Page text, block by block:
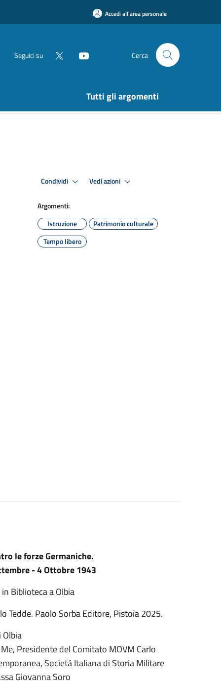
Accedi all'area personale
Seguici su Cerca
Tutti gli argomenti
Condividi Vedi azioni
Argomenti:
Istruzione
Patrimonio culturale
Tempo libero
le forze Germaniche.
- 4 Ottobre 1943
Biblioteca a Olbia
Tedde. Paolo Sorba Editore, Pistoia 2025.
Presidente del Comitato MOVM Carlo
Società Italiana di Storia Militare
Giovanna Soro